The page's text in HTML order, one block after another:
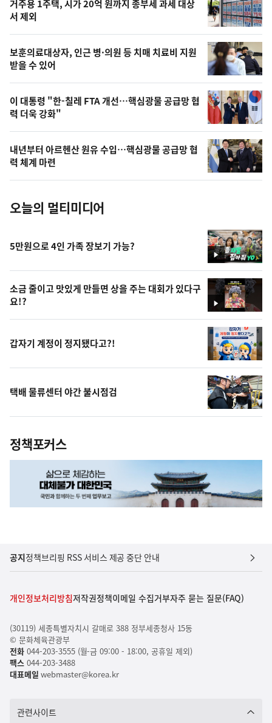
늘
의
영
상
오
늘
사
진
거주용 1주택, 시가 20억 원까지 종부세 과세 대상
서 제외
보훈의료대상자, 인근 병·의원 등 치매 치료비 지원
받을 수 있어
이 대통령 "한-칠레 FTA 개선…핵심광물 공급망 협
력 더욱 강화"
내년부터 아르헨산 원유 수입…핵심광물 공급망 협
력 체계 마련
오늘의 멀티미디어
영
상
5만원으로 4인 가족 장보기 가능?
영
상
소금 줄이고 맛있게 만들면 상을 주는 대회가 있다구
요!?
갑자기 계정이 정지됐다고?!
택배 물류센터 야간 불시점검
정책포커스
공지정책브리핑 RSS 서비스 제공 중단 안내
개인정보처리방침저작권정책이메일 수집거부자주 묻는 질문(FAQ)
(30119) 세종특별자치시 갈매로 388 정부세종청사 15동
© 문화체육관광부
전화044-203-3555 (월-금 09:00 - 18:00, 공휴일 제외)
팩스044-203-3488
대표메일 webmaster@korea.kr
관련사이트